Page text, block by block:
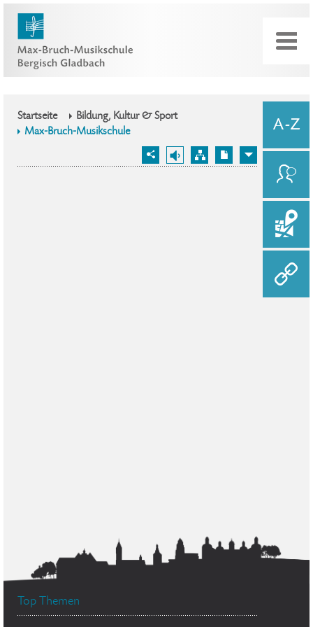
Startseite
Bildung, Kultur & Sport
Max-Bruch-Musikschule
Top Themen